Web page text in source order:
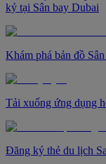
kỷ tại Sân bay Dubai
Khám phá bản đồ
Tải xuống ứng dụng
Đăng ký thẻ du lịch